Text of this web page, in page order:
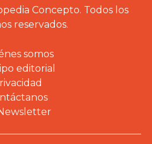
Concepto. Todos los
reservados.
somos
editorial